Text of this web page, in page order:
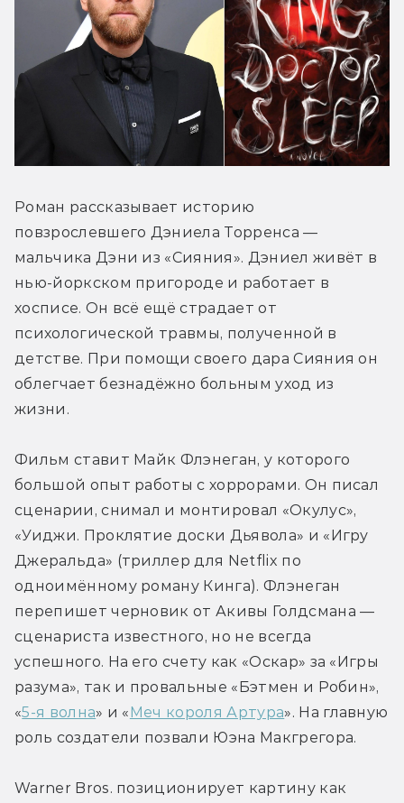
Роман рассказывает историю
повзрослевшего Дэниела Торренса —
мальчика Дэни из «Сияния». Дэниел живёт в
нью-йоркском пригороде и работает в
хосписе. Он всё ещё страдает от
психологической травмы, полученной в
детстве. При помощи своего дара Сияния он
облегчает безнадёжно больным уход из
жизни.
Фильм ставит Майк Флэнеган, у которого
большой опыт работы с хоррорами. Он писал
сценарии, снимал и монтировал «Окулус»,
«Уиджи. Проклятие доски Дьявола» и «Игру
Джеральда» (триллер для Netflix по
одноимённому роману Кинга). Флэнеган
перепишет черновик от Акивы Голдсмана —
сценариста известного, но не всегда
успешного. На его счету как «Оскар» за «Игры
разума», так и провальные «Бэтмен и Робин»,
«5-я волна» и «Меч короля Артура». На главную
роль создатели позвали Юэна Макгрегора.
Warner Bros. позиционирует картину как